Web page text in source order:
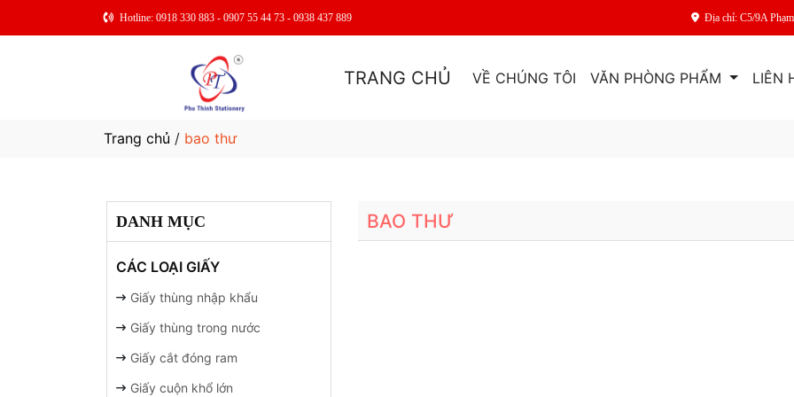
Hotline: 0918 330 883 - 0907 55 44 73 - 0938 437 889 Địa chỉ: C5/9A
TRANG CHỦ VỀ CHÚNG TÔI VĂN PHÒNG PHẨM LIÊN
Trang chủ / bao thư
DANH MỤC
CÁC LOẠI GIẤY
Giấy thùng nhập khẩu
Giấy thùng trong nước
Giấy cắt đóng ram
Giấy cuộn khổ lớn
BAO THƯ